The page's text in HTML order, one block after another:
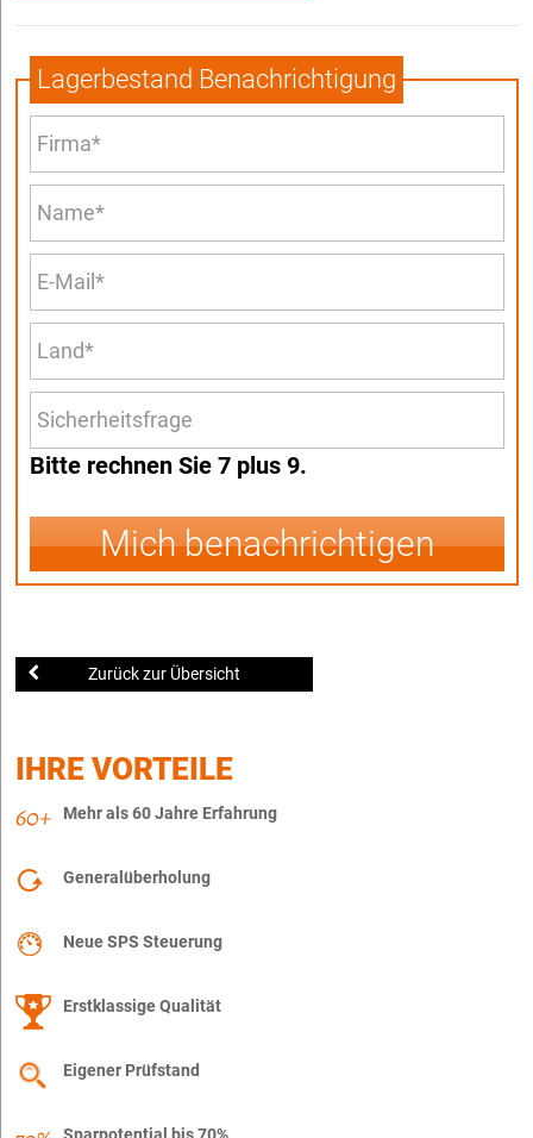
Lagerbestand Benachrichtigung
Bitte rechnen Sie 7 plus 9.
Mich benachrichtigen
Zurück zur Übersicht
IHRE VORTEILE
Mehr als 60 Jahre Erfahrung
Generalüberholung
Neue SPS Steuerung
Erstklassige Qualität
Eigener Prüfstand